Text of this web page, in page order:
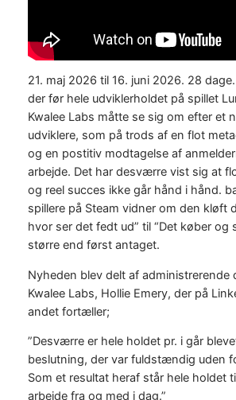
21. maj 2026 til 16. juni 2026. 28
der før hele udviklerholdet på spillet
Kwalee Labs måtte se sig om efter et
udviklere, som på trods af en flot
og en postitiv modtagelse af
arbejde. Det har desværre vist sig at
og reel succes ikke går hånd i hånd.
spillere på Steam vidner om den kløft
hvor ser det fedt ud” til “Det køber og
større end først antaget.
Nyheden blev delt af administrerende
Kwalee Labs, Hollie Emery, der på
andet fortæller;
​”Desværre er hele holdet pr. i går
beslutning, der var fuldstændig uden
Som et resultat heraf står hele holdet
arbejde fra og med i dag.​”